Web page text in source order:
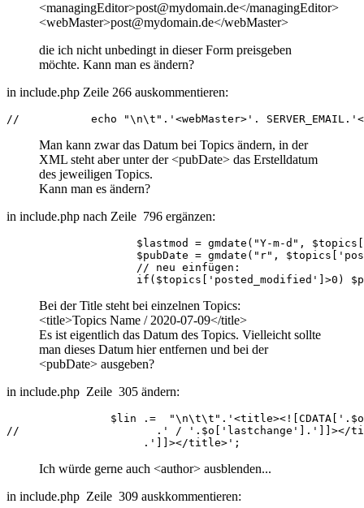
<managingEditor>post@mydomain.de</managingEditor>
<webMaster>post@mydomain.de</webMaster>
die ich nicht unbedingt in dieser Form preisgeben
möchte. Kann man es ändern?
in include.php Zeile 266 auskommentieren:
//           echo "\n\t".'<webMaster>'.
Man kann zwar das Datum bei Topics ändern, in der
XML steht aber unter der <pubDate> das Erstelldatum
des jeweiligen Topics.
Kann man es ändern?
in include.php nach Zeile 796 ergänzen:
$lastmod = gmdate("Y-m-d",
$pubDate = gmdate("r",
                    // neu einfügen:
if($topics['posted_modified']>0)
Bei der Title steht bei einzelnen Topics:
<title>Topics Name / 2020-07-09</title>
Es ist eigentlich das Datum des Topics. Vielleicht sollte
man dieses Datum hier entfernen und bei der
<pubDate> ausgeben?
in include.php Zeile 305 ändern:
$lin .=
//                     .' / '.$o['lastchange'].']]></
                     .']]></title>';
Ich würde gerne auch <author> ausblenden...
in include.php Zeile 309 auskkommentieren: